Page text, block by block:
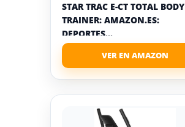
STAR TRAC E-CT TOTAL BODY
TRAINER: AMAZON.ES:
DEPORTES...